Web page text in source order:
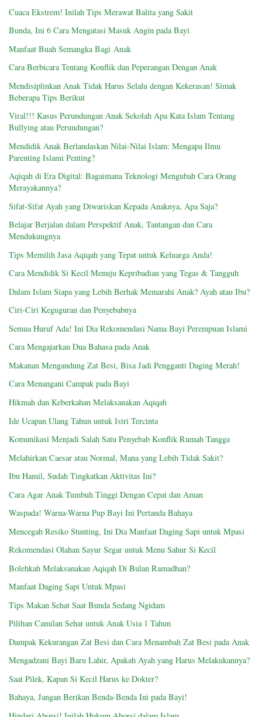
Cuaca Ekstrem! Inilah Tips Merawat Balita yang Sakit
Bunda, Ini 6 Cara Mengatasi Masuk Angin pada Bayi
Manfaat Buah Semangka Bagi Anak
Cara Berbicara Tentang Konflik dan Peperangan Dengan Anak
Mendisiplinkan Anak Tidak Harus Selalu dengan Kekerasan! Simak
Beberapa Tips Berikut
Viral!!! Kasus Perundungan Anak Sekolah Apa Kata Islam Tentang
Bullying atau Perundungan?
Mendidik Anak Berlandaskan Nilai-Nilai Islam: Mengapa Ilmu
Parenting Islami Penting?
Aqiqah di Era Digital: Bagaimana Teknologi Mengubah Cara Orang
Merayakannya?
Sifat-Sifat Ayah yang Diwariskan Kepada Anaknya, Apa Saja?
Belajar Berjalan dalam Perspektif Anak, Tantangan dan Cara
Mendukungnya
Tips Memilih Jasa Aqiqah yang Tepat untuk Keluarga Anda!
Cara Mendidik Si Kecil Menuju Kepribadian yang Tegas & Tangguh
Dalam Islam Siapa yang Lebih Berhak Memarahi Anak? Ayah atau Ibu?
Ciri-Ciri Keguguran dan Penyebabnya
Semua Huruf Ada! Ini Dia Rekomendasi Nama Bayi Perempuan Islami
Cara Mengajarkan Dua Bahasa pada Anak
Makanan Mengandung Zat Besi, Bisa Jadi Pengganti Daging Merah!
Cara Menangani Campak pada Bayi
Hikmah dan Keberkahan Melaksanakan Aqiqah
Ide Ucapan Ulang Tahun untuk Istri Tercinta
Komunikasi Menjadi Salah Satu Penyebab Konflik Rumah Tangga
Melahirkan Caesar atau Normal, Mana yang Lebih Tidak Sakit?
Ibu Hamil, Sudah Tingkatkan Aktivitas Ini?
Cara Agar Anak Tumbuh Tinggi Dengan Cepat dan Aman
Waspada! Warna-Warna Pup Bayi Ini Pertanda Bahaya
Mencegah Resiko Stunting, Ini Dia Manfaat Daging Sapi untuk Mpasi
Rekomendasi Olahan Sayur Segar untuk Menu Sahur Si Kecil
Bolehkah Melaksanakan Aqiqah Di Bulan Ramadhan?
Manfaat Daging Sapi Untuk Mpasi
Tips Makan Sehat Saat Bunda Sedang Ngidam
Pilihan Camilan Sehat untuk Anak Usia 1 Tahun
Dampak Kekurangan Zat Besi dan Cara Menambah Zat Besi pada Anak
Mengadzani Bayi Baru Lahir, Apakah Ayah yang Harus Melakukannya?
Saat Pilek, Kapan Si Kecil Harus ke Dokter?
Bahaya, Jangan Berikan Benda-Benda Ini pada Bayi!